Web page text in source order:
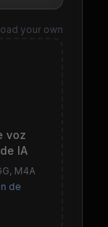
your own
voz
IA
M4A
de